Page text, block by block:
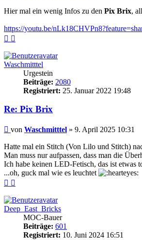
Hier mal ein wenig Infos zu den Pix Brix,
https://youtu.be/
Nach
(Seite)
(Beitrag)
Waschmitttel
Urgestein
Beiträge: 2080
Registriert: 25. Januar 2022 19:48
Re: Pix Brix
Beitrag
von Waschmitttel » 9. April 2025 10:31
Hatte mal ein Stitch (Von Lilo und Stitch)
Man muss nur aufpassen, dass man die
Ich habe keinen LED-Fetisch, das ist etwas
...oh, guck mal wie es leuchtet
Nach
(Seite)
(Beitrag)
Deep_East_Bricks
MOC-Bauer
Beiträge: 601
Registriert: 10. Juni 2024 16:51